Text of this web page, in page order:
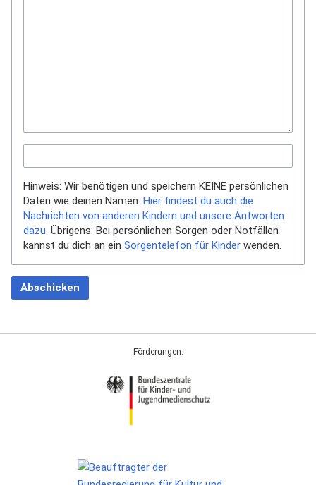
Hinweis: Wir benötigen und speichern KEINE persönlichen
Daten wie deinen Namen. Hier findest du auch die
Nachrichten von anderen Kindern und unsere Antworten
dazu. Übrigens: Bei persönlichen Sorgen oder Notfällen
kannst du dich an ein Sorgentelefon für Kinder wenden.
Abschicken
Förderungen: